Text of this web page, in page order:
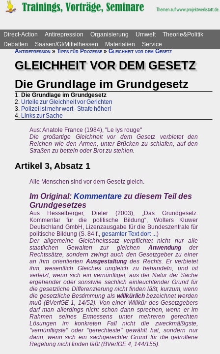
Direct-Action Antirepression Organisierung Umwelt
Theorie&Politik
Debatten
Saasen/GI/Mittelhessen Materialien
Service
Antirepression»Tipps für Prozesse»Gleichheit vor dem Gesetz
GLEICHHEIT VOR DEM GESETZ
Die Grundlage im Grundgesetz
1. Die Grundlage im Grundgesetz
2. Urteile zur Gleichheit vor Gerichten
3. Polizei ist mehr wert - Strafe höher!
4. Links zur Sache
Aus: Anatole France (1984), "Le lys rouge"
Die großartige Gleichheit vor dem Gesetz verbietet den
Reichen wie den Armen, unter Brücken zu schlafen, auf den
Straßen zu betteln oder Brot zu stehlen.
Artikel 3, Absatz 1
Alle Menschen sind vor dem Gesetz gleich.
Im Original: Kommentare zu diesem Teil des
Grundgesetzes
Aus Hesselberger, Dieter (2003), „Das Grundgesetz.
Kommentar für die politische Bildung“, Wolters Kluwer
Deutschland GmbH, Lizenzausgabe für die Bundeszentrale für
politische Bildung (S. 84 f., gesamter Text dort ...)
Der allgemeine Gleichheitssatz verpflichtet nicht nur alle
staatlichen Gewalten zur gleichen Anwendungder
Rechtssätze, sondern zwingt auch den Gesetzgeber zu einer
an ihm orientierten Ausgestaltungdes Rechts. Er verbietet
ihm, wesentlich Gleiches ungleich zu behandeln, und ist
verletzt, wenn sich ein vernünftiger, aus der Natur der Sache
ergehender oder sonstwie sachlich einleuchtender Grund für
die gesetzliche Differenzierung nicht finden läßt, kurzum, wenn
die gesetzliche Bestimmung als willkürlichbezeichnet werden
muß (BVerfGE 1, 14/52). Von einer Willkür des Gesetzgebers
darf man allerdings nicht schon dann sprechen, wenn er im
Rahmen seines Ermessens unter mehreren gerechten
Lösungen im konkreten Fall nicht die zweckmäßigste,
"vernünftigste" oder "gerechteste" gewählt hat, sondern nur
dann, wenn sich ein sachgerechter Grund für die getroffene
Regelung nicht finden läßt (BVerfGE 4, 144/155).